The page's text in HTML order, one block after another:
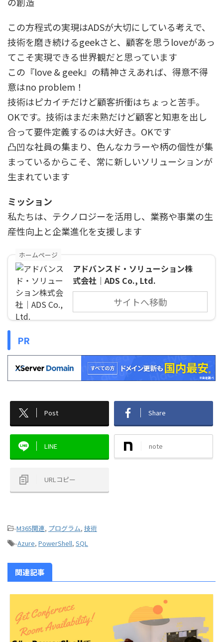
この方程式の実現はADSが大切にしている考えで、
技術を磨き続けるgeekさと、顧客を思うloveがあっ
てこそ実現できる世界観だと思っています
この『love & geek』の精神さえあれば、得意不得
意はno problem！
技術はピカイチだけど顧客折衝はちょっと苦手。
OKです。技術はまだ未熟だけど顧客と知恵を出し
合って要件定義するのは大好き。OKです
凸凹な社員の集まり、色んなカラーや柄の個性が集
まっているからこそ、常に新しいソリューションが
生まれています
ミッション
私たちは、テクノロジーを活用し、業務や事業の生
産性向上と企業進化を支援します
ホームページ
アドバンスド・ソリューション株
式会社｜ADS Co., Ltd.
サイトへ移動
PR
Post Share
LINE note
URLコピー
-M365関連, プログラム, 技術
-Azure, PowerShell, SQL
関連記事